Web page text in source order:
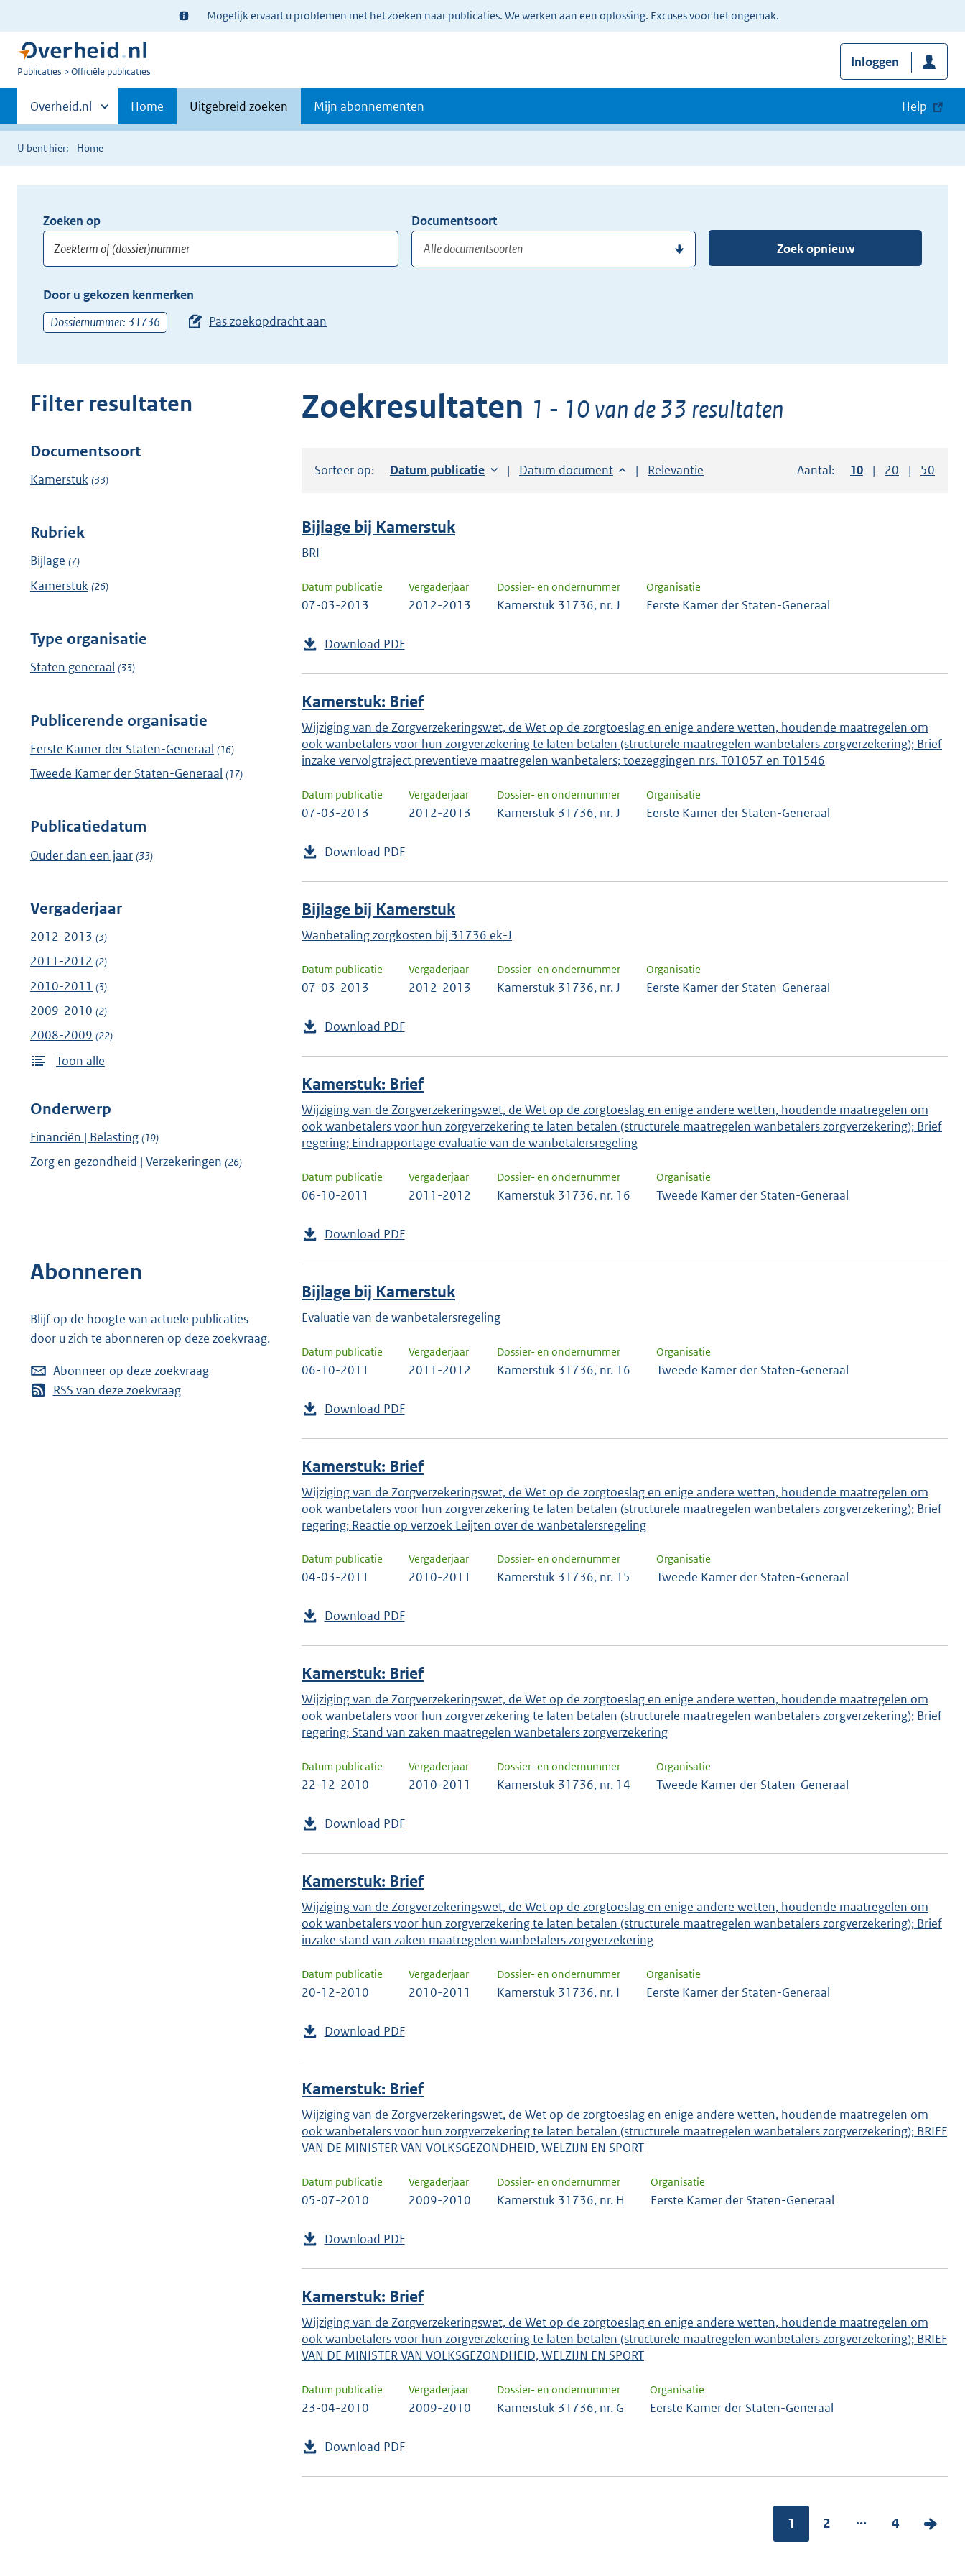
Ter
informatie:
Mogelijk ervaart u problemen met het zoeken naar publicaties. We werken aan een oplossing. Excuses voor het ongemak.
U
Publicaties Officiële publicaties
Inloggen
Primaire
navigatie
Andere
sites
binnen
Overheid.nl Home Uitgebreid zoeken Mijn abonnementen Help
U bent hier: Home
Opnieuw
zoeken:
Zoeken op
of
(dossier)nummer
hier
uw
zoekterm
in
Documentsoort
Gebruik
om
krijgen
suggesties.
ENTER
om
Zoek opnieuw
Door u gekozen kenmerken
Dossiernummer: 31736
Pas zoekopdracht aan
Filter resultaten
Filter
resultaten
Documentsoort
Kamerstuk (33)
Rubriek
Bijlage (7)
Kamerstuk (26)
Type organisatie
Staten generaal (33)
Publicerende organisatie
Eerste Kamer der Staten-Generaal (16)
Tweede Kamer der Staten-Generaal (17)
Publicatiedatum
Ouder dan een jaar (33)
Vergaderjaar
2012-2013 (3)
2011-2012 (2)
2010-2011 (3)
2009-2010 (2)
2008-2009 (22)
Toon alle
Onderwerp
Financiën | Belasting (19)
Zorg en gezondheid | Verzekeringen (26)
Abonneren
Blijf op de hoogte van actuele publicaties
door u zich te abonneren op deze zoekvraag.
Abonneer op deze zoekvraag
RSS van deze zoekvraag
Zoekresultaten 1 - 10 van de 33 resultaten
Sorteer op: Sorteer op:
Datum publicatie Sorteer op:
Datum document Sorteer op:
Relevantie Aantal: Toon
10 resultaten per
Toon
20 resultaten
Toon
50
Bijlage bij Kamerstuk
BRI
Datum publicatie
07-03-2013
Vergaderjaar
2012-2013
Dossier- en ondernummer
Kamerstuk 31736, nr. J
Organisatie
Eerste Kamer der Staten-Generaal
Download PDF
Kamerstuk: Brief
Wijziging van de Zorgverzekeringswet, de Wet op de zorgtoeslag en enige andere wetten, houdende maatregelen om
ook wanbetalers voor hun zorgverzekering te laten betalen (structurele maatregelen wanbetalers zorgverzekering); Brief
inzake vervolgtraject preventieve maatregelen wanbetalers; toezeggingen nrs. T01057 en T01546
Datum publicatie
07-03-2013
Vergaderjaar
2012-2013
Dossier- en ondernummer
Kamerstuk 31736, nr. J
Organisatie
Eerste Kamer der Staten-Generaal
Download PDF
Bijlage bij Kamerstuk
Wanbetaling zorgkosten bij 31736 ek-J
Datum publicatie
07-03-2013
Vergaderjaar
2012-2013
Dossier- en ondernummer
Kamerstuk 31736, nr. J
Organisatie
Eerste Kamer der Staten-Generaal
Download PDF
Kamerstuk: Brief
Wijziging van de Zorgverzekeringswet, de Wet op de zorgtoeslag en enige andere wetten, houdende maatregelen om
ook wanbetalers voor hun zorgverzekering te laten betalen (structurele maatregelen wanbetalers zorgverzekering); Brief
regering; Eindrapportage evaluatie van de wanbetalersregeling
Datum publicatie
06-10-2011
Vergaderjaar
2011-2012
Dossier- en ondernummer
Kamerstuk 31736, nr. 16
Organisatie
Tweede Kamer der Staten-Generaal
Download PDF
Bijlage bij Kamerstuk
Evaluatie van de wanbetalersregeling
Datum publicatie
06-10-2011
Vergaderjaar
2011-2012
Dossier- en ondernummer
Kamerstuk 31736, nr. 16
Organisatie
Tweede Kamer der Staten-Generaal
Download PDF
Kamerstuk: Brief
Wijziging van de Zorgverzekeringswet, de Wet op de zorgtoeslag en enige andere wetten, houdende maatregelen om
ook wanbetalers voor hun zorgverzekering te laten betalen (structurele maatregelen wanbetalers zorgverzekering); Brief
regering; Reactie op verzoek Leijten over de wanbetalersregeling
Datum publicatie
04-03-2011
Vergaderjaar
2010-2011
Dossier- en ondernummer
Kamerstuk 31736, nr. 15
Organisatie
Tweede Kamer der Staten-Generaal
Download PDF
Kamerstuk: Brief
Wijziging van de Zorgverzekeringswet, de Wet op de zorgtoeslag en enige andere wetten, houdende maatregelen om
ook wanbetalers voor hun zorgverzekering te laten betalen (structurele maatregelen wanbetalers zorgverzekering); Brief
regering; Stand van zaken maatregelen wanbetalers zorgverzekering
Datum publicatie
22-12-2010
Vergaderjaar
2010-2011
Dossier- en ondernummer
Kamerstuk 31736, nr. 14
Organisatie
Tweede Kamer der Staten-Generaal
Download PDF
Kamerstuk: Brief
Wijziging van de Zorgverzekeringswet, de Wet op de zorgtoeslag en enige andere wetten, houdende maatregelen om
ook wanbetalers voor hun zorgverzekering te laten betalen (structurele maatregelen wanbetalers zorgverzekering); Brief
inzake stand van zaken maatregelen wanbetalers zorgverzekering
Datum publicatie
20-12-2010
Vergaderjaar
2010-2011
Dossier- en ondernummer
Kamerstuk 31736, nr. I
Organisatie
Eerste Kamer der Staten-Generaal
Download PDF
Kamerstuk: Brief
Wijziging van de Zorgverzekeringswet, de Wet op de zorgtoeslag en enige andere wetten, houdende maatregelen om
ook wanbetalers voor hun zorgverzekering te laten betalen (structurele maatregelen wanbetalers zorgverzekering); BRIEF
VAN DE MINISTER VAN VOLKSGEZONDHEID, WELZIJN EN SPORT
Datum publicatie
05-07-2010
Vergaderjaar
2009-2010
Dossier- en ondernummer
Kamerstuk 31736, nr. H
Organisatie
Eerste Kamer der Staten-Generaal
Download PDF
Kamerstuk: Brief
Wijziging van de Zorgverzekeringswet, de Wet op de zorgtoeslag en enige andere wetten, houdende maatregelen om
ook wanbetalers voor hun zorgverzekering te laten betalen (structurele maatregelen wanbetalers zorgverzekering); BRIEF
VAN DE MINISTER VAN VOLKSGEZONDHEID, WELZIJN EN SPORT
Datum publicatie
23-04-2010
Vergaderjaar
2009-2010
Dossier- en ondernummer
Kamerstuk 31736, nr. G
Organisatie
Eerste Kamer der Staten-Generaal
Download PDF
1 2 ... 4
V